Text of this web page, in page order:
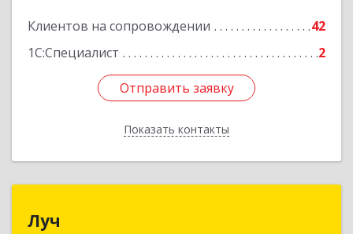
Клиентов на сопровождении
42
1С:Специалист
2
Отправить заявку
Показать контакты
Отправить заявку
Назад
Луч